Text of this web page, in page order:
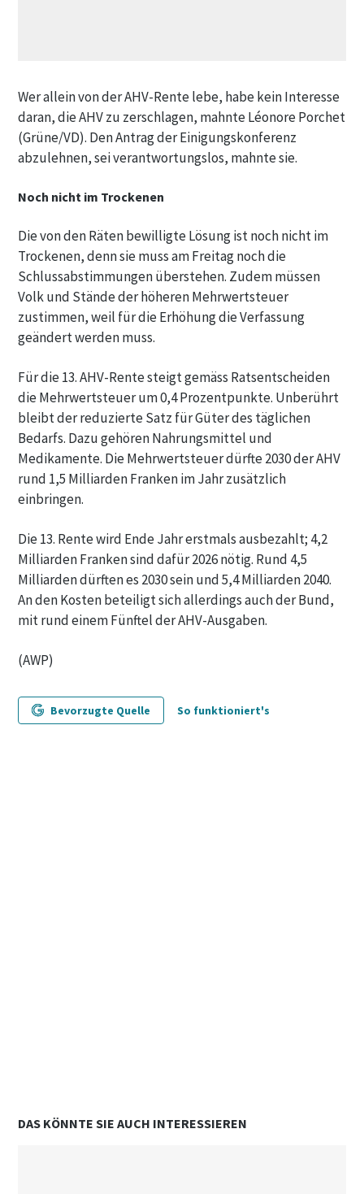
Wer allein von der AHV-Rente lebe, habe kein Interesse
daran, die AHV zu zerschlagen, mahnte Léonore Porchet
(Grüne/VD). Den Antrag der Einigungskonferenz
abzulehnen, sei verantwortungslos, mahnte sie.
Noch nicht im Trockenen
Die von den Räten bewilligte Lösung ist noch nicht im
Trockenen, denn sie muss am Freitag noch die
Schlussabstimmungen überstehen. Zudem müssen
Volk und Stände der höheren Mehrwertsteuer
zustimmen, weil für die Erhöhung die Verfassung
geändert werden muss.
Für die 13. AHV-Rente steigt gemäss Ratsentscheiden
die Mehrwertsteuer um 0,4 Prozentpunkte. Unberührt
bleibt der reduzierte Satz für Güter des täglichen
Bedarfs. Dazu gehören Nahrungsmittel und
Medikamente. Die Mehrwertsteuer dürfte 2030 der AHV
rund 1,5 Milliarden Franken im Jahr zusätzlich
einbringen.
Die 13. Rente wird Ende Jahr erstmals ausbezahlt; 4,2
Milliarden Franken sind dafür 2026 nötig. Rund 4,5
Milliarden dürften es 2030 sein und 5,4 Milliarden 2040.
An den Kosten beteiligt sich allerdings auch der Bund,
mit rund einem Fünftel der AHV-Ausgaben.
(AWP)
Bevorzugte Quelle So funktioniert's
DAS KÖNNTE SIE AUCH INTERESSIEREN